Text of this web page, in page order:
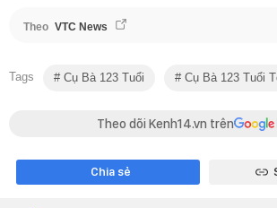
Theo VTC News
Tags Cụ Bà 123 Tuổi Cụ Bà 123 Tuổi
Theo dõi Kenh14.vn trên
Chia sẻ